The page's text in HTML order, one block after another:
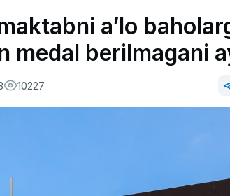
a’lo
medal berilmagani
10227